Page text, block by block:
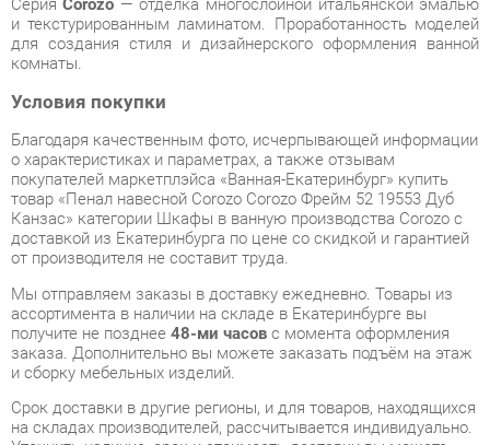
Благодаря качественным фото, исчерпывающей информации
о характеристиках и параметрах, а также отзывам
покупателей маркетплэйса «Ванная-Екатеринбург» купить
товар «Пенал навесной Corozo Corozo Фрейм 52 19553 Дуб
Канзас» категории Шкафы в ванную производства Corozo с
доставкой из Екатеринбурга по цене со скидкой и гарантией
от производителя не составит труда.
Мы отправляем заказы в доставку ежедневно. Товары из
ассортимента в наличии на складе в Екатеринбурге вы
получите не позднее48-ми часовс момента оформления
заказа. Дополнительно вы можете заказать подъём на этаж
и сборку мебельных изделий.
Срок доставки в другие регионы, и для товаров, находящихся
на складах производителей, рассчитывается индивидуально.
Уточнить наличие, срок и стоимость доставки вы можете
через формуобратной связи.
В любой момент до передачи заказа в доставку, а также в
течение 7-ми дней после получения заказа вы можете
изменить выборили принять решение об отказе от покупки.